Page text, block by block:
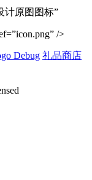
计原图图标”
/>
Debug 礼品商店